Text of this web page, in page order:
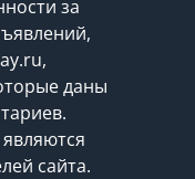
за
даны
сайта.